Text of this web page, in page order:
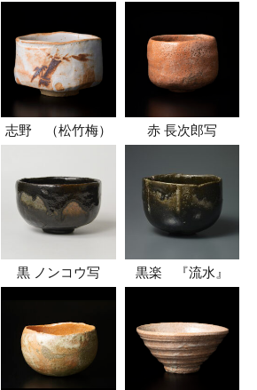
志野 （松竹梅） 赤 長次郎写
黒 ノンコウ写 黒楽 『流水』